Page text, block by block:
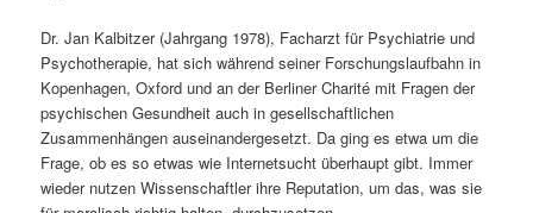
r
i
n
s
p
r
Dr. Jan Kalbitzer (Jahrgang 1978), Facharzt für Psychiatrie und
Psychotherapie, hat sich während seiner Forschungslaufbahn in
Kopenhagen, Oxford und an der Berliner Charité mit Fragen der
psychischen Gesundheit auch in gesellschaftlichen
Zusammenhängen auseinandergesetzt. Da ging es etwa um die
Frage, ob es so etwas wie Internetsucht überhaupt gibt. Immer
wieder nutzen Wissenschaftler ihre Reputation, um das, was sie